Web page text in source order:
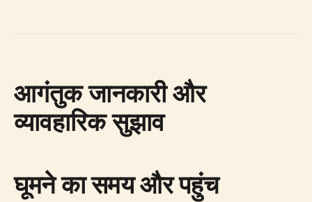
आगंतुक जानकारी और
व्यावहारिक सुझाव
घूमने का समय और पहुंच